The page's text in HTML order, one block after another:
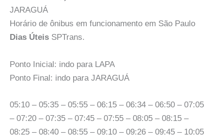
JARAGUÁ
Horário de ônibus em funcionamento em São Paulo
Dias Úteis SPTrans.
Ponto Inicial: indo para LAPA
Ponto Final: indo para JARAGUÁ
05:10 – 05:35 – 05:55 – 06:15 – 06:34 – 06:50 – 07:05
– 07:20 – 07:35 – 07:45 – 07:55 – 08:05 – 08:15 –
08:25 – 08:40 – 08:55 – 09:10 – 09:26 – 09:45 – 10:05